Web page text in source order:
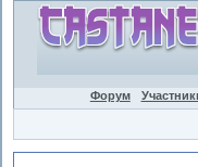
Форум